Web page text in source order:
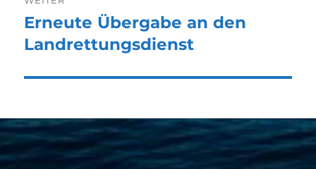
Nächster
Beitrag:
Erneute Übergabe an den
Landrettungsdienst